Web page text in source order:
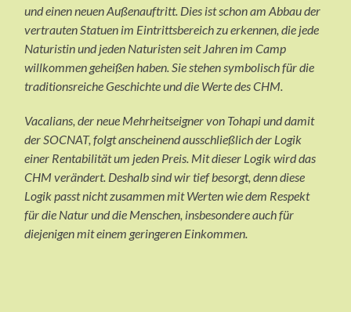
und einen neuen Außenauftritt. Dies ist schon am Abbau der
vertrauten Statuen im Eintrittsbereich zu erkennen, die jede
Naturistin und jeden Naturisten seit Jahren im Camp
willkommen geheißen haben. Sie stehen symbolisch für die
traditionsreiche Geschichte und die Werte des CHM.
Vacalians, der neue Mehrheitseigner von Tohapi und damit
der SOCNAT, folgt anscheinend ausschließlich der Logik
einer Rentabilität um jeden Preis. Mit dieser Logik wird das
CHM verändert. Deshalb sind wir tief besorgt, denn diese
Logik passt nicht zusammen mit Werten wie dem Respekt
für die Natur und die Menschen, insbesondere auch für
diejenigen mit einem geringeren Einkommen.